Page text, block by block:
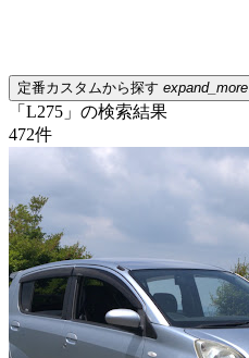
定番カスタムから探す expand_more
「L275」の検索結果
472件